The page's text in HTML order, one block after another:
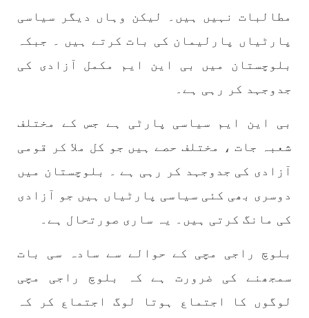
مطالبات نہیں ہیں۔ لیکن وہاں دیگر سیاسی
پارٹیاں پارلیمان کی بات کرتے ہیں ۔ جبکہ
بلوچستان میں بی این ایم مکمل آزادی کی
جدوجہد کر رہی ہے۔
بی این ایم سیاسی پارٹی ہے جس کے مختلف
شعبہ جات ، مختلف حصے ہیں جو کل ملا کر قومی
آزادی کی جدوجہد کر رہی ہے ۔ بلوچستان میں
دوسری بھی کئی سیاسی پارٹیاں ہیں جو آزادی
کی مانگ کرتی ہیں۔ یہ ساری صورتحال ہے۔
بلوچ راجی مچی کے حوالے سے سادہ سی بات
سمجھنے کی ضرورت ہے کہ بلوچ راجی مچی
لوگوں کا اجتماع ہوتا لوگ اجتماع کر کہ